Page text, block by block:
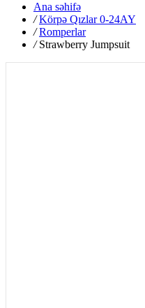
Ana səhifə
/ Körpə Qızlar 0-24AY
/ Romperlar
/ Strawberry Jumpsuit